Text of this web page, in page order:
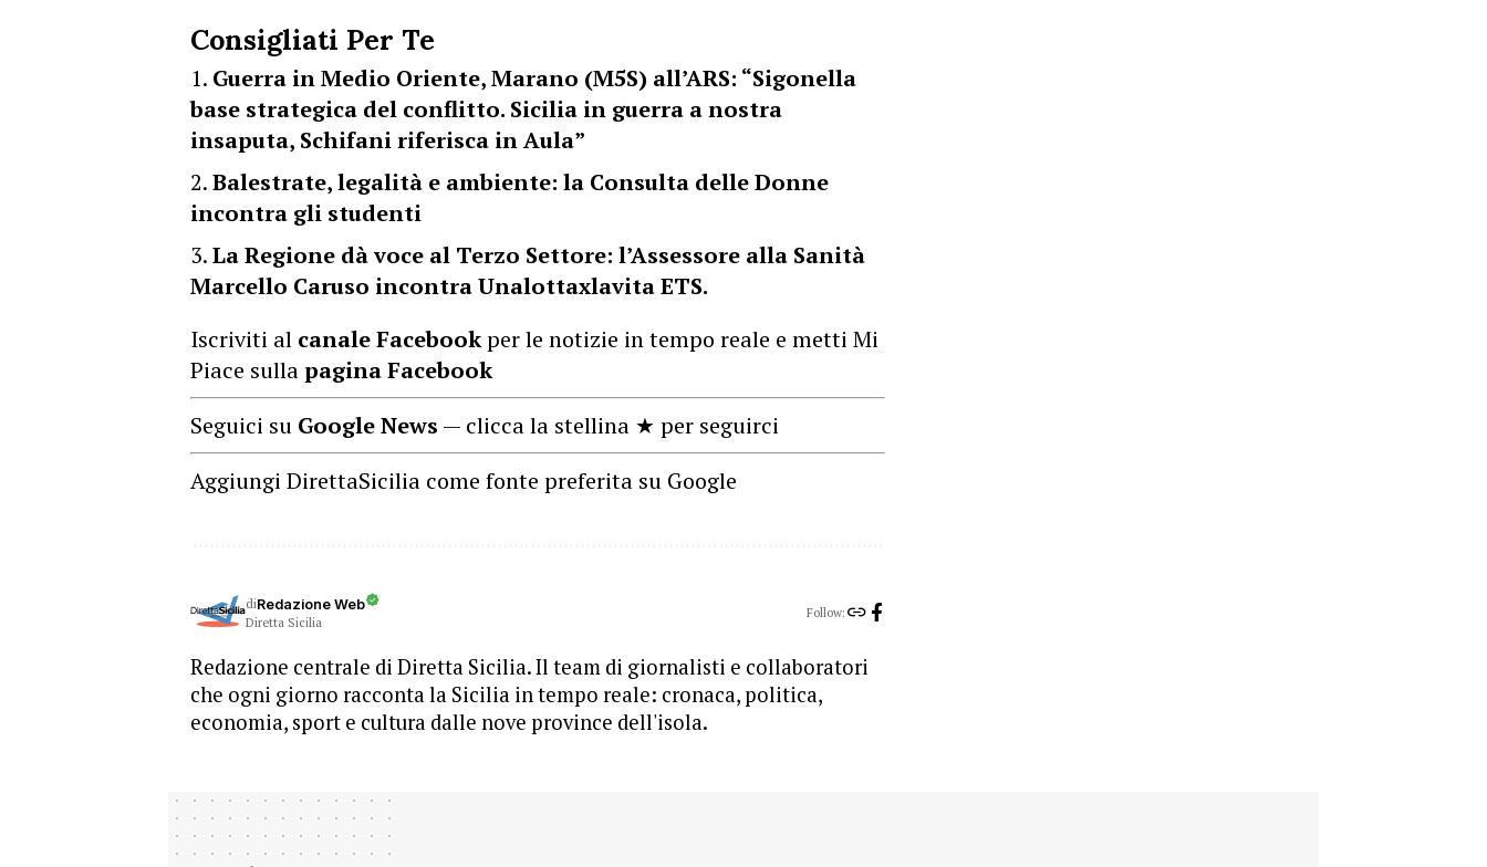
Consigliati Per Te
Guerra in Medio Oriente, Marano (M5S) all’ARS: “Sigonella
base strategica del conflitto. Sicilia in guerra a nostra
insaputa, Schifani riferisca in Aula”
Balestrate, legalità e ambiente: la Consulta delle Donne
incontra gli studenti
La Regione dà voce al Terzo Settore: l’Assessore alla Sanità
Marcello Caruso incontra Unalottaxlavita ETS.
Iscriviti al canale Facebookper le notizie in tempo reale e metti Mi
Piace sullapagina Facebook
Seguici su Google News — clicca la stellina ★ per seguirci
Aggiungi DirettaSicilia come fonte preferita su Google
diRedazione Web
Diretta Sicilia
Follow:
Redazione centrale di Diretta Sicilia. Il team di giornalisti e collaboratori
che ogni giorno racconta la Sicilia in tempo reale: cronaca, politica,
economia, sport e cultura dalle nove province dell'isola.